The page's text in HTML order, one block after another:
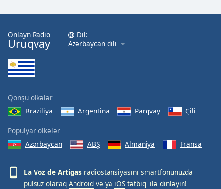
Onlayn Radio
Uruqvay
Dil:
Azərbaycan dili
Qonşu ölkələr
Braziliya
Argentina Parqvay Çili
Populyar ölkələr
Azərbaycan
ABŞ Almaniya Fransa
La Voz de Artigas radiostansiyasını smartfonunuzda
pulsuz olaraq Android və ya iOS tətbiqi ilə dinləyin!